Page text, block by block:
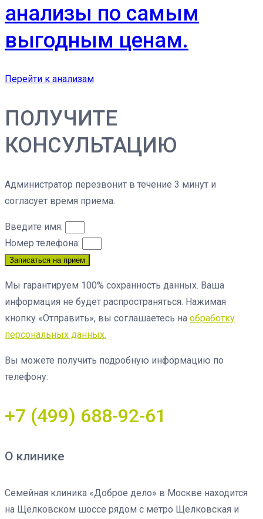
анализы по самым
выгодным ценам.
Перейти к анализам
ПОЛУЧИТЕ
КОНСУЛЬТАЦИЮ
Администратор перезвонит в течение 3 минут и
согласует время приема.
Введите имя:
Номер телефона:
Записаться на прием
Мы гарантируем 100% сохранность данных. Ваша
информация не будет распространяться. Нажимая
кнопку «Отправить», вы соглашаетесь на обработку
персональных данных.
Вы можете получить подробную информацию по
телефону:
+7 (499) 688-92-61
О клинике
Семейная клиника «Доброе дело» в Москве находится
на Щелковском шоссе рядом с метро Щелковская и